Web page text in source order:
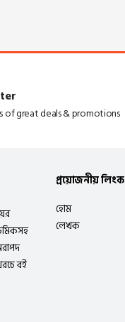
of great deals & promotions
বই
প্রয়োজনীয় লিংক
হোম
লেখক